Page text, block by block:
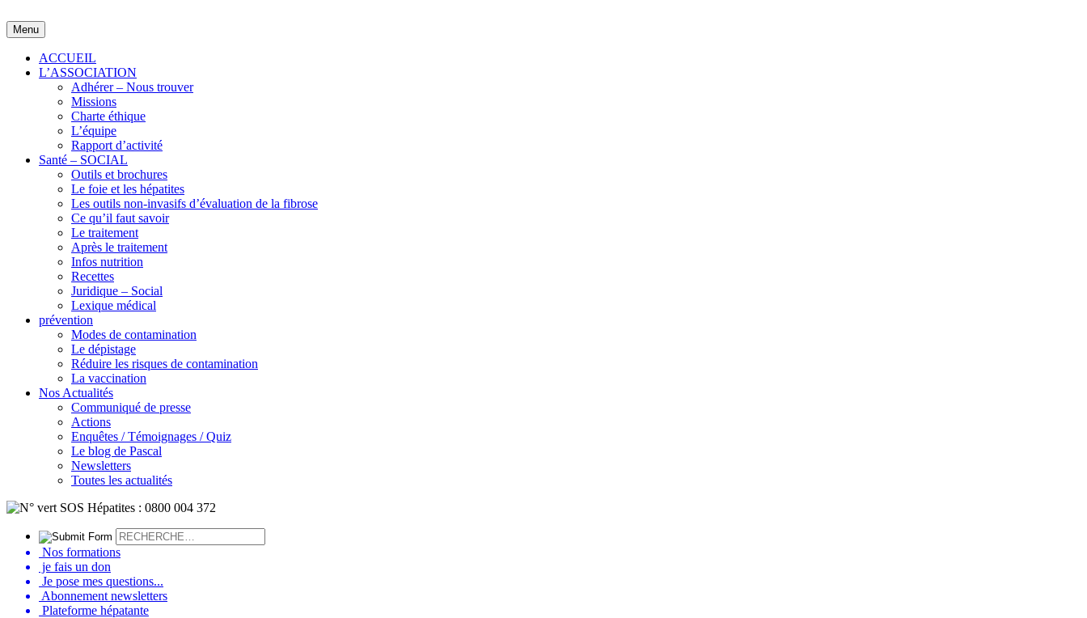
to
content
Menu
ACCUEIL
L’ASSOCIATION
Adhérer – Nous trouver
Missions
Charte éthique
L’équipe
Rapport d’activité
Santé – SOCIAL
Outils et brochures
Le foie et les hépatites
Les outils non-invasifs d’évaluation de la fibrose
Ce qu’il faut savoir
Le traitement
Après le traitement
Infos nutrition
Recettes
Juridique – Social
Lexique médical
prévention
Modes de contamination
Le dépistage
Réduire les risques de contamination
La vaccination
Nos Actualités
Communiqué de presse
Actions
Enquêtes / Témoignages / Quiz
Le blog de Pascal
Newsletters
Toutes les actualités
Nos formations
je fais un don
Je pose mes questions...
Abonnement newsletters
Plateforme hépatante